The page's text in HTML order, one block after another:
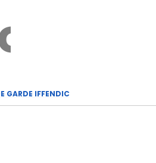
GARDE IFFENDIC